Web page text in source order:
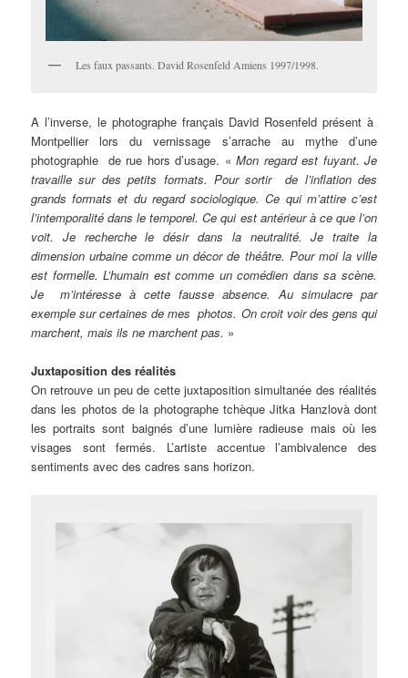
Les faux passants. David Rosenfeld Amiens 1997/1998.
A l’inverse, le photographe français David Rosenfeld présent à
Montpellier lors du vernissage s’arrache au mythe d’une
photographie de rue hors d’usage. «Mon regard est fuyant. Je
travaille sur des petits formats. Pour sortir de l’inflation des
grands formats et du regard sociologique. Ce qui m’attire c’est
l’intemporalité dans le temporel. Ce qui est antérieur à ce que l’on
voit. Je recherche le désir dans la neutralité. Je traite la
dimension urbaine comme un décor de théâtre. Pour moi la ville
est formelle. L’humain est comme un comédien dans sa scène.
Je m’intéresse à cette fausse absence. Au simulacre par
exemple sur certaines de mes photos. On croit voir des gens qui
marchent, mais ils ne marchent pas. »
Juxtaposition des réalités
On retrouve un peu de cette juxtaposition simultanée des réalités
dans les photos de la photographe tchèque Jitka Hanzlovà dont
les portraits sont baignés d’une lumière radieuse mais où les
visages sont fermés. L’artiste accentue l’ambivalence des
sentiments avec des cadres sans horizon.